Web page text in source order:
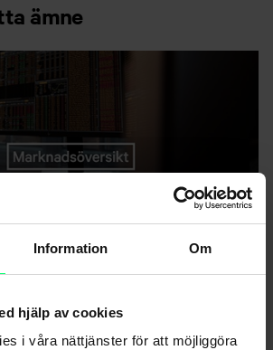
Information Om
hjälp av cookies
i våra nättjänster för att möjliggöra
ämne